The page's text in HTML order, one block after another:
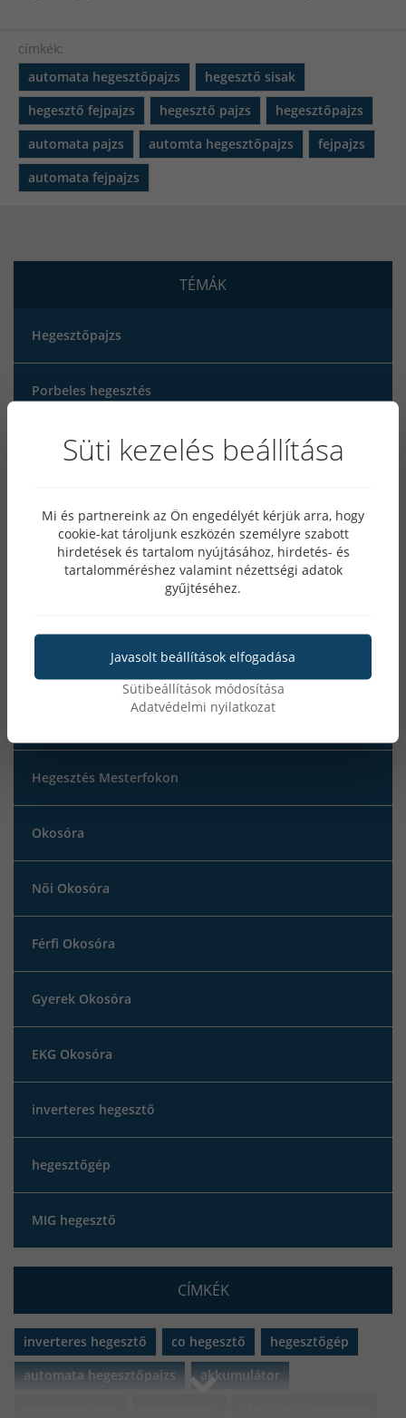
címkék:
automata hegesztőpajzs
hegesztő sisak
hegesztő fejpajzs
hegesztő pajzs
hegesztőpajzs
automata pajzs
automta hegesztőpajzs
fejpajzs
automata fejpajzs
TÉMÁK
Hegesztőpajzs
Porbeles hegesztés
Awi hegesztés
Plazmavágás
Hegesztés Mesterfokon
Okosóra
Női Okosóra
Férfi Okosóra
Gyerek Okosóra
EKG Okosóra
inverteres hegesztő
hegesztőgép
MIG hegesztő
CÍMKÉK
inverteres hegesztő co hegesztő
hegesztőgép
automata hegesztőpajzs
akkumulátor
Süti kezelés beállítása
Mi és partnereink az Ön engedélyét kérjük arra, hogy
cookie-kat tároljunk eszközén személyre szabott
hirdetések és tartalom nyújtásához, hirdetés- és
tartalomméréshez valamint nézettségi adatok
gyűjtéséhez.
Javasolt beállítások elfogadása
Sütibeállítások módosítása
Adatvédelmi nyilatkozat